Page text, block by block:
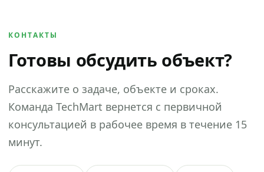
КОНТАКТЫ
Готовы обсудить объект?
Расскажите о задаче, объекте и сроках.
Команда TechMart вернется с первичной
консультацией в рабочее время в течение 15
минут.